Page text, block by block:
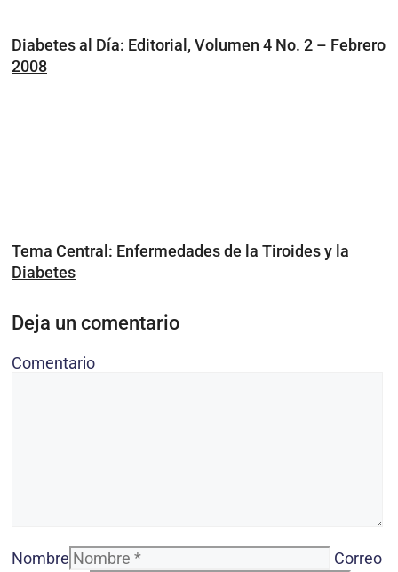
Diabetes al Día: Editorial, Volumen 4 No. 2 – Febrero
2008
Tema Central: Enfermedades de la Tiroides y la
Diabetes
Deja un comentario
Comentario
Nombre
Correo